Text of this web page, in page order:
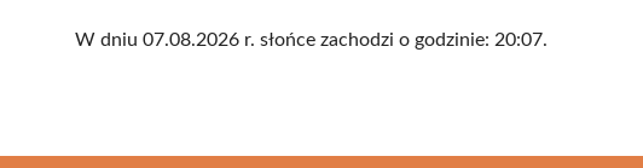
W dniu 07.08.2026 r. słońce zachodzi o godzinie: 20:07.